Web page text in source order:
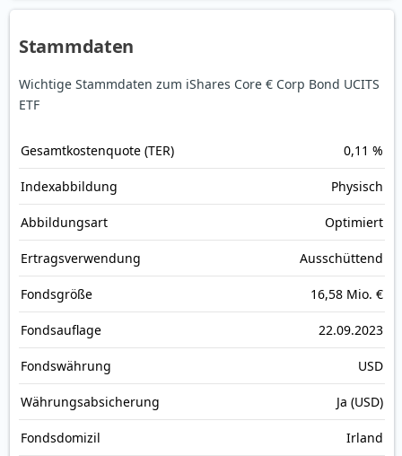
Stammdaten
Wichtige Stammdaten zum iShares Core € Corp Bond UCITS
ETF
Gesamt­kosten­quote (TER) 0,11 %
Index­abbildung Physisch
Abbildungs­art Optimiert
Ertrags­verwendung Ausschüttend
Fonds­größe 16,58 Mio. €
Fonds­auflage 22.09.2023
Fonds­währung USD
Währungsabsicherung Ja (USD)
Fondsdomizil Irland